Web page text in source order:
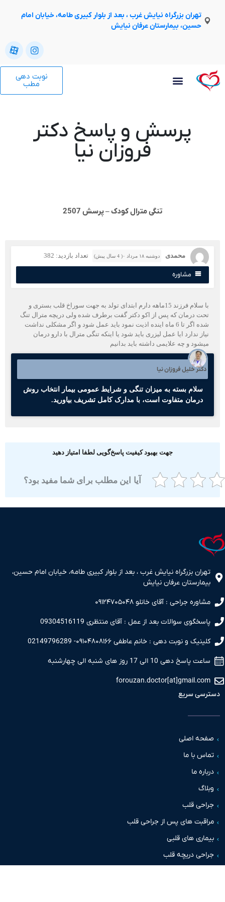
تهران بزرگراه نیایش غرب ، بعد از بلوار کبیری طامه، خیابان امام
حسین، بیمارستان عرفان نیایش
نوبت دهی
پرسش و پاسخ دکتر
فروزان نیا
تنگی مترال کودک – پرسش 2507
محمدی دوشنبه ۱۸ مرداد ۰( 4 سال پیش) تعداد بازدید: 382
مشاوره
با سلام فرزند 15ماهه دارم ابتدای تولد به جهت سوراخ قلب بستری و
درمان که پس از اکو دکتر گفت برطرف شده ولی دریچه مترال تنگ
شده اگر تا 6 ماه اینده اذیت نمود باید عمل شود و اگر مشکلی نداشت
ندارد ایا عمل لیزری باید شود یا اینکه تنگی مترال با دارو درمان
و چه علایمی داشته باید بدانیم
دکتر خلیل فروزان نیا
سلام بسته به میزان تنگی و شرایط عمومی بیمار انتخاب روش
درمان متفاوت است، با مدارک کامل تشریف بیاورید.
جهت بهبود کیفیت پاسخ‌گویی لطفا امتیاز دهید
آیا این مطلب برای شما مفید بود؟
بزرگراه نیایش غرب ، بعد از بلوار کبیری طامه، خیابان امام حسین،
عرفان نیایش
جراحی : آقای خانلو ۰۹۱۲۴۷۰۵۰۴۸
سوالات بعد از عمل : آقای منتظری 09304516119
و نوبت دهی : خانم عاطفی ۰۹۱۰۴۸۰۸۱۶۶- 02149796289
دهی 10 الی 17 روز های شنبه الی چهارشنبه
سریع
اصلی
با ما
ما
قلب
های پس از جراحی قلب
های قلبی
دریچه قلب